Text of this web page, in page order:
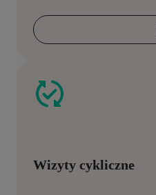
Wizyty cykliczne